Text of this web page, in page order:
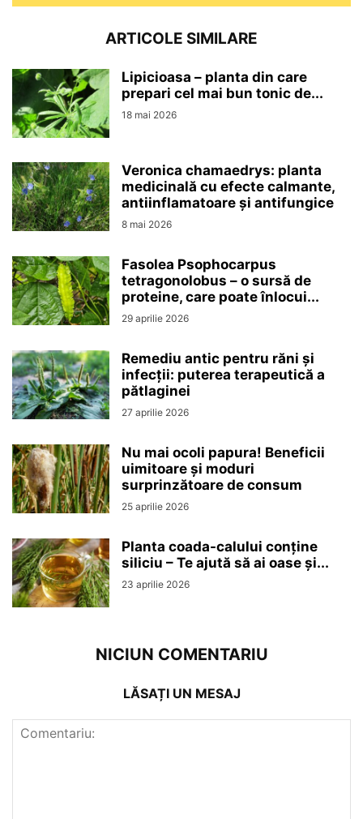
ARTICOLE SIMILARE
Lipicioasa – planta din care
prepari cel mai bun tonic de...
18 mai 2026
Veronica chamaedrys: planta
medicinală cu efecte calmante,
antiinflamatoare și antifungice
8 mai 2026
Fasolea Psophocarpus
tetragonolobus – o sursă de
proteine, care poate înlocui...
29 aprilie 2026
Remediu antic pentru răni și
infecții: puterea terapeutică a
pătlaginei
27 aprilie 2026
Nu mai ocoli papura! Beneficii
uimitoare și moduri
surprinzătoare de consum
25 aprilie 2026
Planta coada-calului conține
siliciu – Te ajută să ai oase și...
23 aprilie 2026
NICIUN COMENTARIU
LĂSAȚI UN MESAJ